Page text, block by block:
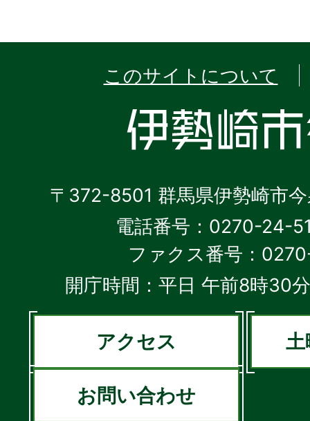
このサイトについて
〒372-8501 群馬県伊勢崎市
電話番号：0270-24-
ファクス番号：
開庁時間：平日 午前8時30
アクセス 土
お問い合わせ